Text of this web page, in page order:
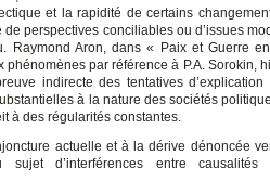
et la rapidité de certains
perspectives conciliables ou d’issues
Raymond Aron, dans « Paix et Guerre
phénomènes par référence à P.A. Sorokin,
indirecte des tentatives
à la nature des sociétés
à des régularités constantes.
actuelle et à la dérive dénoncée
d’interférences entre causalités